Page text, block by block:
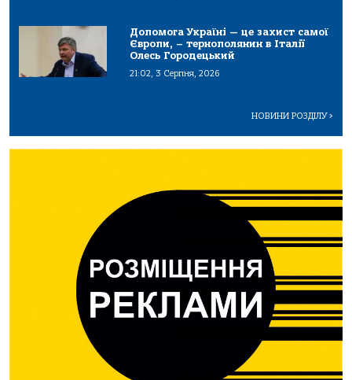
Допомога Україні — це захист самої
Європи, – тернополянин в Італії
Олесь Городецький
21:02, 3 Серпня, 2026
НОВИНИ РОЗДІЛУ>